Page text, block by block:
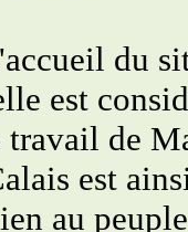
du
est
travail de
est
au